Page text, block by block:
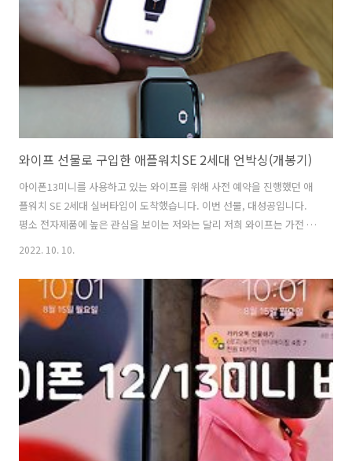
와이프 선물로 구입한 애플워치SE 2세대 언박싱(개봉기)
아이폰13미니를 사용하고 있는 와이프를 위해 사전 예약을 진행했던 애
플워치 SE 2세대 실버타입이 도착했습니다. 이번 선물, 대성공입니다.
평소 전자제품에 높은 관심을 보이는 저와는 달리 저희 와이프는 가전 제
품 외에는 큰 관심을 보이지 않았는데요. 이번 애플워치는 정말 너무 너
예쁘고, 고급스럽습니다. 또 다른 스마트워치에 비해 크기가 아담하니까
여성들이 선호할만한 것 같습니다. 사실 아이폰을 구매했을 때 보다 애플
워치는 박스 포장에 훨씬 더 신경을 쓴 것 같았는데요. 온 가족이 모여서
박스 뜯다가 탄성이 여러번 나왔어요. 박스를 뜯으면 이렇게 두 개의 박
스가 들어 있습니다. 와~ 포장이 너무 예쁘지 않나요? 연두색 화살표를
따라 ..
2022. 10. 10.